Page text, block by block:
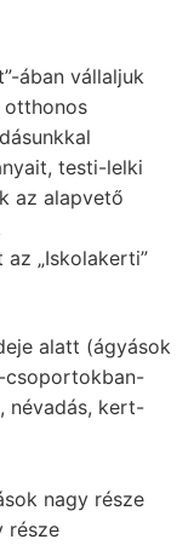
ában vállaljuk
testi-lelki
az alapvető
„Iskolakerti”
alatt (ágyások
csoportokban-
névadás, kert-
nagy része
része